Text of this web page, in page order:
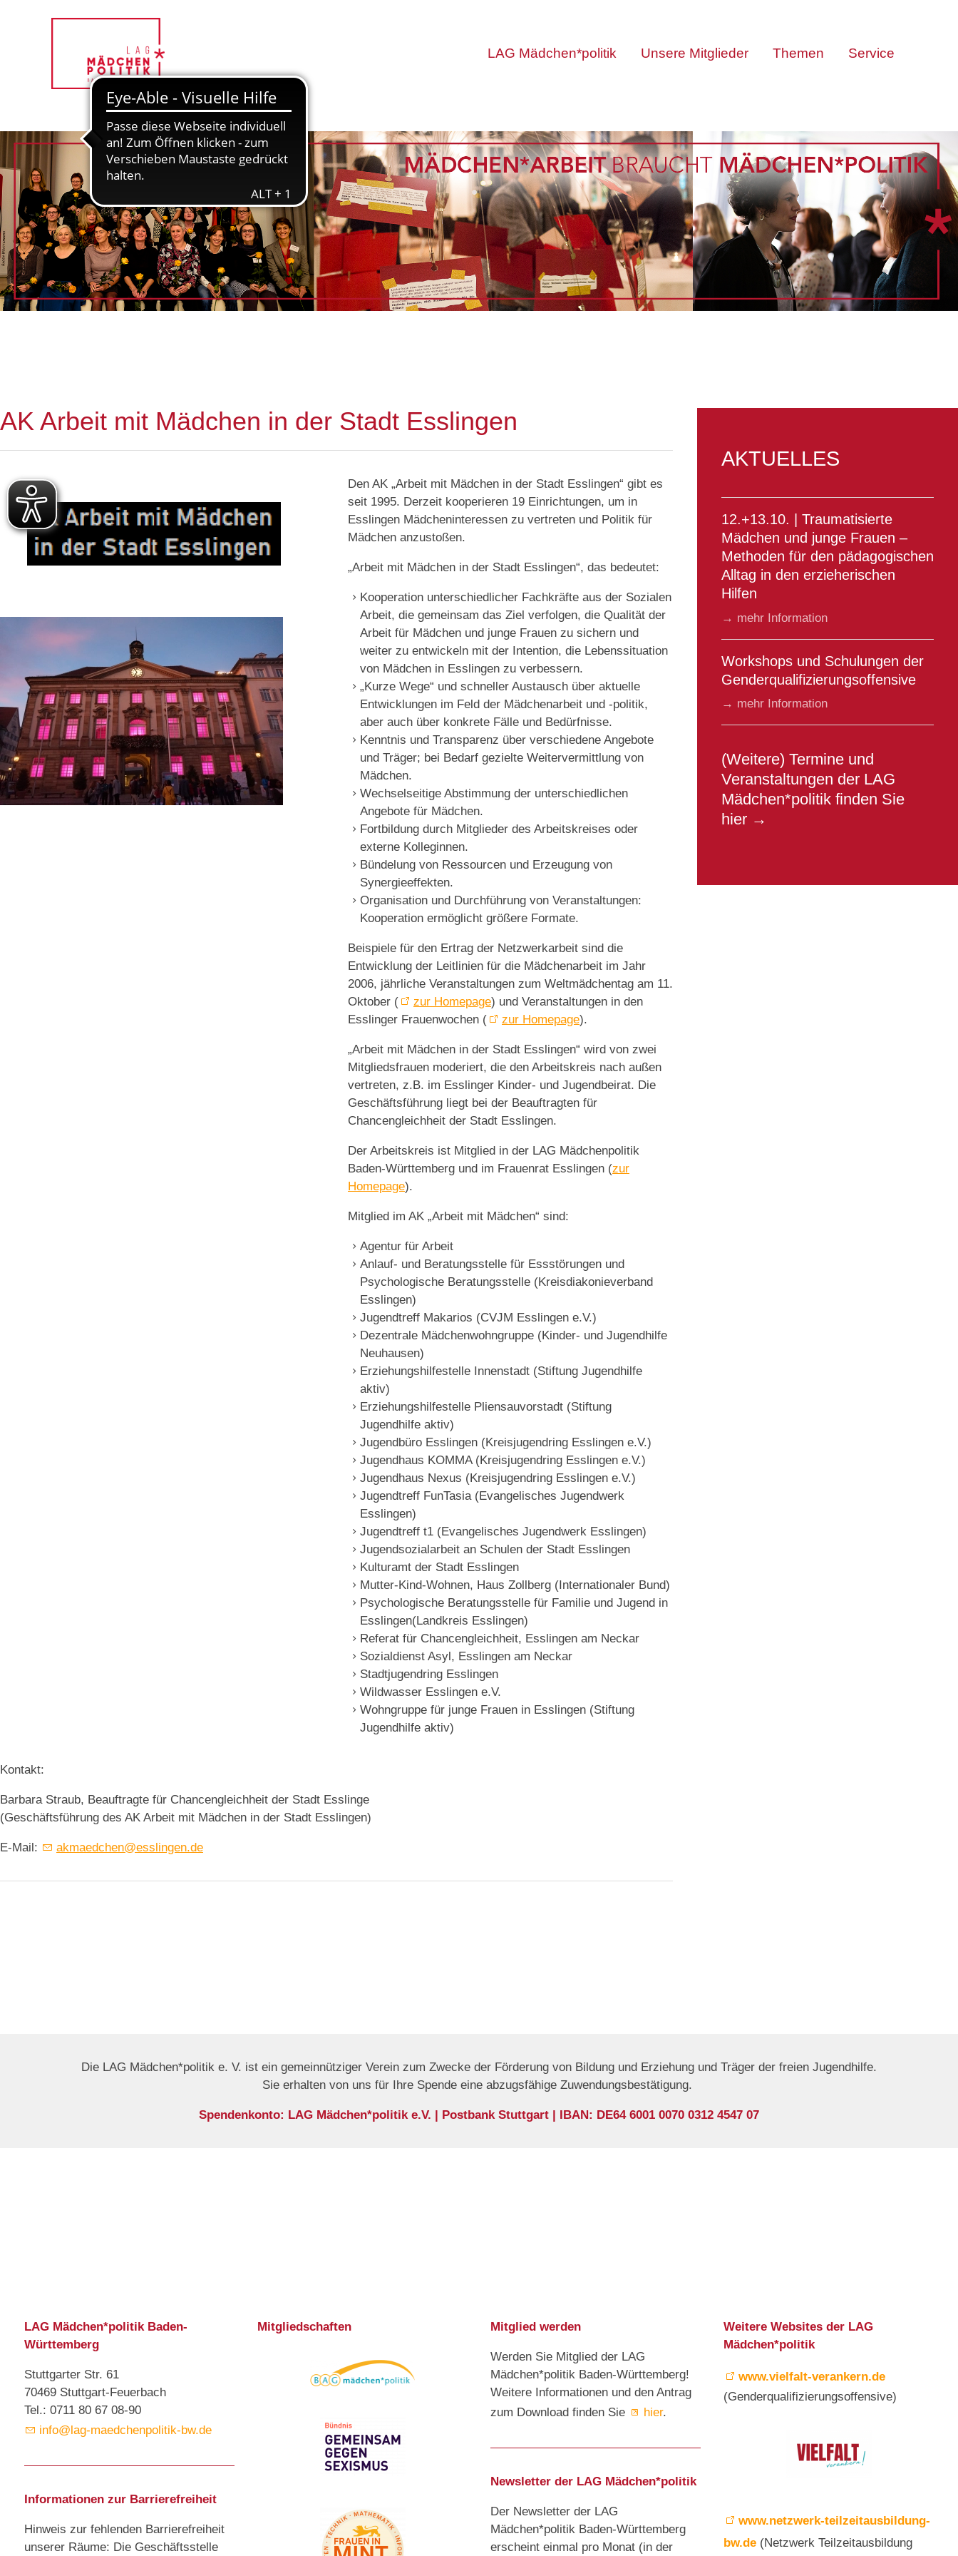
LAG Mädchen*politik Unsere Mitglieder Themen Service
AK Arbeit mit Mädchen in der Stadt Esslingen
Den AK „Arbeit mit Mädchen in der Stadt Esslingen“ gibt es
seit 1995. Derzeit kooperieren 19 Einrichtungen, um in
Esslingen Mädcheninteressen zu vertreten und Politik für
Mädchen anzustoßen.
„Arbeit mit Mädchen in der Stadt Esslingen“, das bedeutet:
Kooperation unterschiedlicher Fachkräfte aus der Sozialen
Arbeit, die gemeinsam das Ziel verfolgen, die Qualität der
Arbeit für Mädchen und junge Frauen zu sichern und
weiter zu entwickeln mit der Intention, die Lebenssituation
von Mädchen in Esslingen zu verbessern.
„Kurze Wege“ und schneller Austausch über aktuelle
Entwicklungen im Feld der Mädchenarbeit und -politik,
aber auch über konkrete Fälle und Bedürfnisse.
Kenntnis und Transparenz über verschiedene Angebote
und Träger; bei Bedarf gezielte Weitervermittlung von
Mädchen.
Wechselseitige Abstimmung der unterschiedlichen
Angebote für Mädchen.
Fortbildung durch Mitglieder des Arbeitskreises oder
externe Kolleginnen.
Bündelung von Ressourcen und Erzeugung von
Synergieeffekten.
Organisation und Durchführung von Veranstaltungen:
Kooperation ermöglicht größere Formate.
Beispiele für den Ertrag der Netzwerkarbeit sind die
Entwicklung der Leitlinien für die Mädchenarbeit im Jahr
2006, jährliche Veranstaltungen zum Weltmädchentag am 11.
Oktober (
zur Homepage) und Veranstaltungen in den
Esslinger Frauenwochen (
zur Homepage).
„Arbeit mit Mädchen in der Stadt Esslingen“ wird von zwei
Mitgliedsfrauen moderiert, die den Arbeitskreis nach außen
vertreten, z.B. im Esslinger Kinder- und Jugendbeirat. Die
Geschäftsführung liegt bei der Beauftragten für
Chancengleichheit der Stadt Esslingen.
Der Arbeitskreis ist Mitglied in der LAG Mädchenpolitik
Baden-Württemberg und im Frauenrat Esslingen (zur
Homepage).
Mitglied im AK „Arbeit mit Mädchen“ sind:
Agentur für Arbeit
Anlauf- und Beratungsstelle für Essstörungen und
Psychologische Beratungsstelle (Kreisdiakonieverband
Esslingen)
Jugendtreff Makarios (CVJM Esslingen e.V.)
Dezentrale Mädchenwohngruppe (Kinder- und Jugendhilfe
Neuhausen)
Erziehungshilfestelle Innenstadt (Stiftung Jugendhilfe
aktiv)
Erziehungshilfestelle Pliensauvorstadt (Stiftung
Jugendhilfe aktiv)
Jugendbüro Esslingen (Kreisjugendring Esslingen e.V.)
Jugendhaus KOMMA (Kreisjugendring Esslingen e.V.)
Jugendhaus Nexus (Kreisjugendring Esslingen e.V.)
Jugendtreff FunTasia (Evangelisches Jugendwerk
Esslingen)
Jugendtreff t1 (Evangelisches Jugendwerk Esslingen)
Jugendsozialarbeit an Schulen der Stadt Esslingen
Kulturamt der Stadt Esslingen
Mutter-Kind-Wohnen, Haus Zollberg (Internationaler Bund)
Psychologische Beratungsstelle für Familie und Jugend in
Esslingen(Landkreis Esslingen)
Referat für Chancengleichheit, Esslingen am Neckar
Sozialdienst Asyl, Esslingen am Neckar
Stadtjugendring Esslingen
Wildwasser Esslingen e.V.
Wohngruppe für junge Frauen in Esslingen (Stiftung
Jugendhilfe aktiv)
Kontakt:
Barbara Straub, Beauftragte für Chancengleichheit der Stadt Esslinge
(Geschäftsführung des AK Arbeit mit Mädchen in der Stadt Esslingen)
E-Mail: akmaedchen@esslingen.de
AKTUELLES
12.+13.10. | Traumatisierte
Mädchen und junge Frauen –
Methoden für den pädagogischen
Alltag in den erzieherischen
Hilfen
→ mehr Information
Workshops und Schulungen der
Genderqualifizierungsoffensive
→ mehr Information
(Weitere) Termine und
Veranstaltungen der LAG
Mädchen*politik finden Sie
hier →
Die LAG Mädchen*politik e. V. ist ein gemeinnütziger Verein zum Zwecke der Förderung von Bildung und Erziehung und Träger der freien Jugendhilfe.
Sie erhalten von uns für Ihre Spende eine abzugsfähige Zuwendungsbestätigung.
Spendenkonto: LAG Mädchen*politik e.V. | Postbank Stuttgart | IBAN: DE64 6001 0070 0312 4547 07
LAG Mädchen*politik Baden-
Württemberg
Stuttgarter Str. 61
70469 Stuttgart-Feuerbach
Tel.: 0711 80 67 08-90
info@lag-maedchenpolitik-bw.de
Informationen zur Barrierefreiheit
Hinweis zur fehlenden Barrierefreiheit
unserer Räume: Die Geschäftsstelle
Mitgliedschaften Mitglied werden
Werden Sie Mitglied der LAG
Mädchen*politik Baden-Württemberg!
Weitere Informationen und den Antrag
zum Download finden Sie
hier.
Newsletter der LAG Mädchen*politik
Der Newsletter der LAG
Mädchen*politik Baden-Württemberg
erscheint einmal pro Monat (in der
Weitere Websites der LAG
Mädchen*politik
www.vielfalt-verankern.de
(Genderqualifizierungsoffensive)
www.netzwerk-teilzeitausbildung-
bw.de (Netzwerk Teilzeitausbildung